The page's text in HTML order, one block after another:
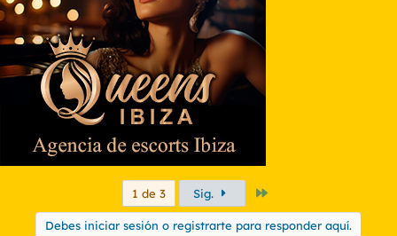
1 de 3 Sig.
Debes iniciar sesión o registrarte para responder aquí.